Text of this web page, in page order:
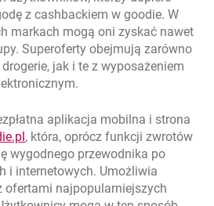
z cashbackiem w goodie. W
markach mogą oni zyskać nawet
Superoferty obejmują zarówno
jak i te z wyposażeniem
aplikacja mobilna i strona
link otwiera się w nowym oknie
otwiera się w nowej karcie
, która, oprócz funkcji zwrotów
wygodnego przewodnika po
i internetowych. Umożliwia
ofertami najpopularniejszych